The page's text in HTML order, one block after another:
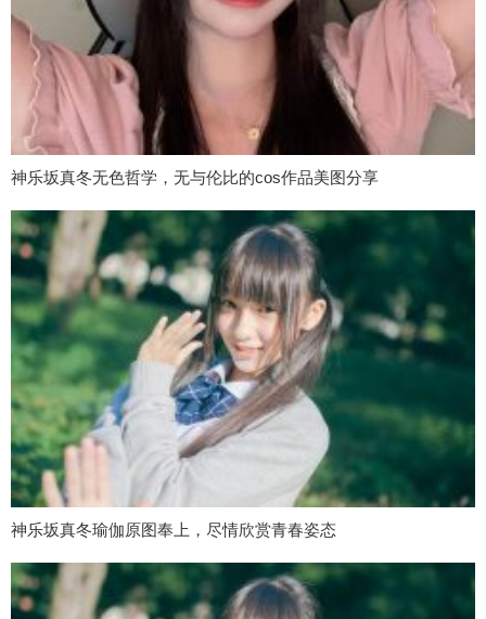
神乐坂真冬无色哲学，无与伦比的cos作品美图分享
神乐坂真冬瑜伽原图奉上，尽情欣赏青春姿态